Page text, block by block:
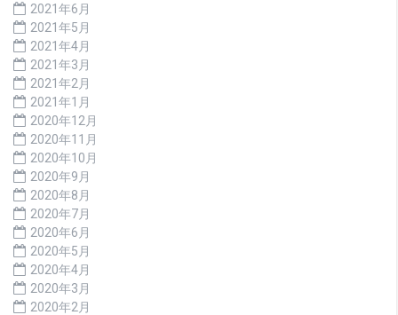
2021年6月
2021年5月
2021年4月
2021年3月
2021年2月
2021年1月
2020年12月
2020年11月
2020年10月
2020年9月
2020年8月
2020年7月
2020年6月
2020年5月
2020年4月
2020年3月
2020年2月